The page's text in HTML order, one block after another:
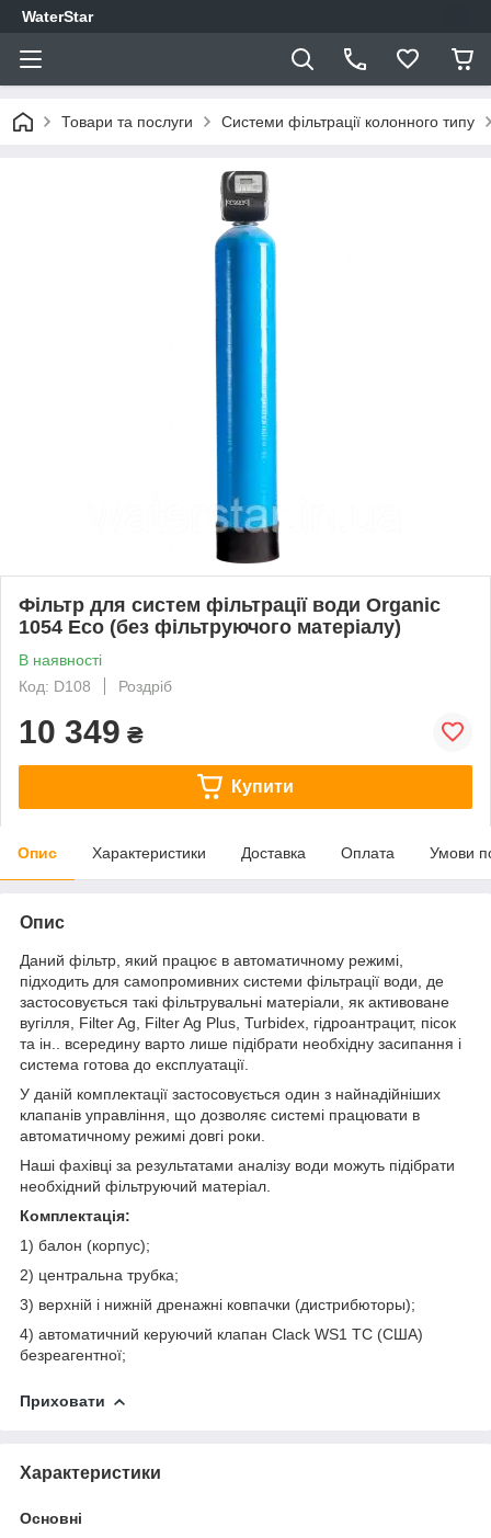
WaterStar
Товари та послуги Системи фільтрації колонного типу
Фільтр для систем фільтрації води Organic
1054 Eco (без фільтруючого матеріалу)
В наявності
Код: D108
Роздріб
10 349 ₴
Купити
Опис Характеристики Доставка Оплата Умови
Опис
Даний фільтр, який працює в автоматичному режимі,
підходить для самопромивних системи фільтрації води, де
застосовується такі фільтрувальні матеріали, як активоване
вугілля, Filter Ag, Filter Ag Plus, Turbidex, гідроантрацит, пісок
та ін.. всередину варто лише підібрати необхідну засипання і
система готова до експлуатації.
У даній комплектації застосовується один з найнадійніших
клапанів управління, що дозволяє системі працювати в
автоматичному режимі довгі роки.
Наші фахівці за результатами аналізу води можуть підібрати
необхідний фільтруючий матеріал.
Комплектація:
1) балон (корпус);
2) центральна трубка;
3) верхній і нижній дренажні ковпачки (дистрибюторы);
4) автоматичний керуючий клапан Clack WS1 TC (США)
безреагентної;
Приховати
Характеристики
Основні